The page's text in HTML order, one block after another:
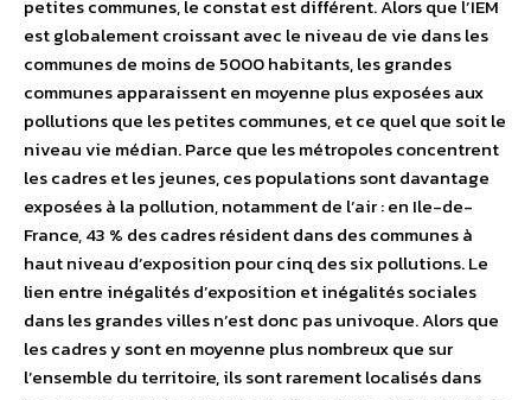
petites communes, le constat est différent. Alors que l’IEM
est globalement croissant avec le niveau de vie dans les
communes de moins de 5000 habitants, les grandes
communes apparaissent en moyenne plus exposées aux
pollutions que les petites communes, et ce quel que soit le
niveau vie médian. Parce que les métropoles concentrent
les cadres et les jeunes, ces populations sont davantage
exposées à la pollution, notamment de l’air : en Ile-de-
France, 43 % des cadres résident dans des communes à
haut niveau d’exposition pour cinq des six pollutions. Le
lien entre inégalités d’exposition et inégalités sociales
dans les grandes villes n’est donc pas univoque. Alors que
les cadres y sont en moyenne plus nombreux que sur
l’ensemble du territoire, ils sont rarement localisés dans